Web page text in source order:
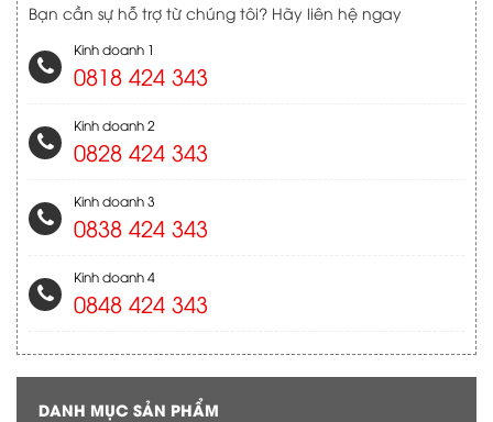
Bạn cần sự hỗ trợ từ chúng tôi? Hãy liên hệ ngay
Kinh doanh 1
0818 424 343
Kinh doanh 2
0828 424 343
Kinh doanh 3
0838 424 343
Kinh doanh 4
0848 424 343
DANH MỤC SẢN PHẨM